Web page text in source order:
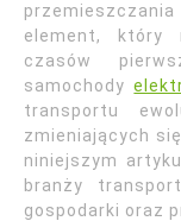
element, który
czasów
samochody
transportu
zmieniających
niniejszym
branży
gospodarki oraz